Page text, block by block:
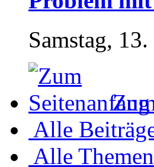
Samstag,
Alle
Alle